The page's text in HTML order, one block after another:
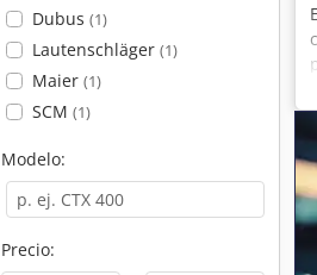
Dubus (1)
Lautenschläger (1)
Maier (1)
SCM (1)
Modelo:
Precio: